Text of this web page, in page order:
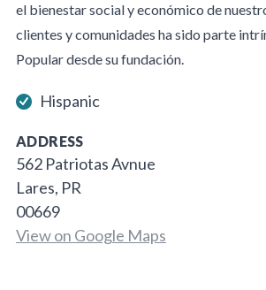
el bienestar social y económico de
clientes y comunidades ha sido parte
Popular desde su fundación.
Hispanic
ADDRESS
562 Patriotas Avnue
Lares, PR
00669
View on Google Maps